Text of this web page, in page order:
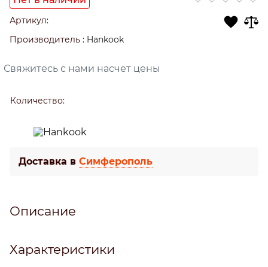
Артикул:
Производитель : Hankook
Свяжитесь с нами насчет цены
Количество:
Доставка в Симферополь
Описание
Характеристики